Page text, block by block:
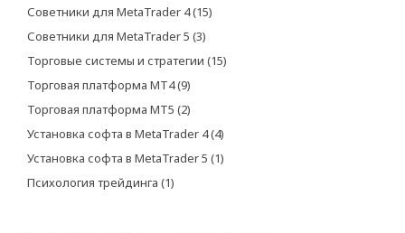
Советники для MetaTrader 4(15)
Советники для MetaTrader 5 (3)
Торговые системы и стратегии (15)
Торговая платформа МТ4(9)
Торговая платформа МТ5 (2)
Установка софта в MetaTrader 4(4)
Установка софта в MetaTrader 5 (1)
Психология трейдинга (1)